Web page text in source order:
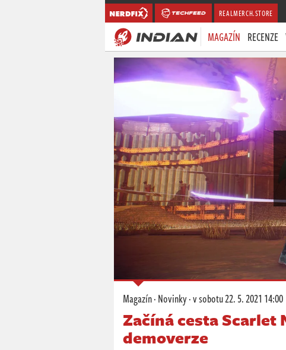
REALMERCH.STORE
MAGAZÍN RECENZE
Magazín·Novinky·v sobotu22. 5. 2021 14:00
Začíná cesta Scarlet
demoverze